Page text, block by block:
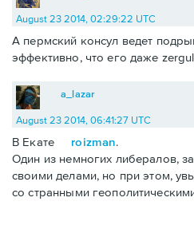
August 23 2014, 02:29:22 UTC
А пермский консул ведет
эффективно, что его даже
a_lazar
August 23 2014, 06:41:27 UTC
В Екате roizman.
Один из немногих либералов,
своими делами, но при этом,
со странными